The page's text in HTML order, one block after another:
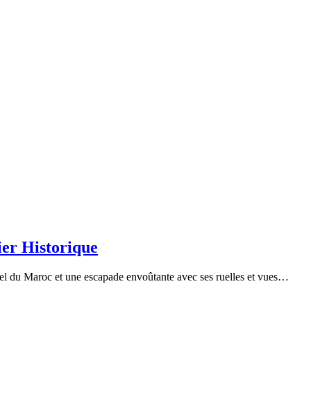
Historique
Maroc et une escapade envoûtante avec ses ruelles et vues…